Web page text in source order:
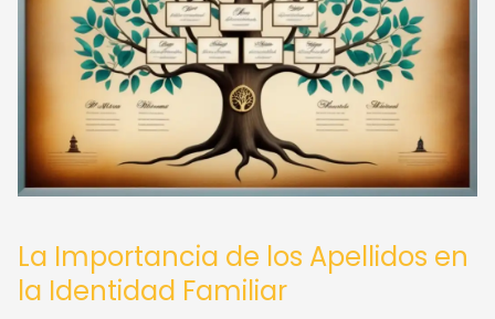
La Importancia de los Apellidos en
la Identidad Familiar